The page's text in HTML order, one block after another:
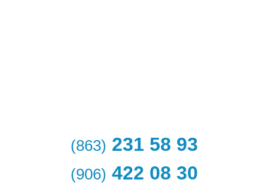
(863) 231 58 93
(906) 422 08 30